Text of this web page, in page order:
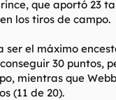
que aportó 23
los tiros de campo.
ser el máximo
30 puntos,
mientras que
(11 de 20).